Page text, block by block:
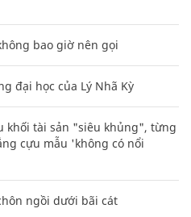
bao giờ nên gọi
đại học của Lý Nhã Kỳ
khối tài sản "siêu khủng", từng
cựu mẫu 'không có nổi
ngồi dưới bãi cát